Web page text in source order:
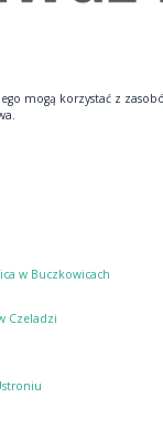
mogą korzystać z
w Buczkowicach
Czeladzi